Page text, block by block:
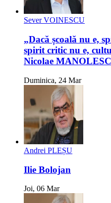
Sever VOINESCU
„Dacă școală nu e,
spirit critic nu e,
Nicolae
Duminica, 24 Mar
Andrei PLEȘU
Ilie Bolojan
Joi, 06 Mar